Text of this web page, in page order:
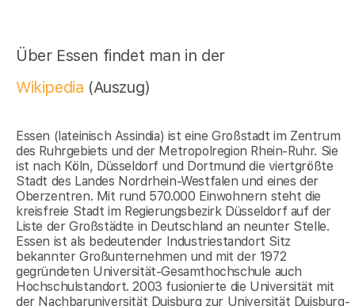
Über Essen findet man in der
Wikipedia (Auszug)
Essen (lateinisch Assindia) ist eine Großstadt im Zentrum
des Ruhrgebiets und der Metropolregion Rhein-Ruhr. Sie
ist nach Köln, Düsseldorf und Dortmund die viertgrößte
Stadt des Landes Nordrhein-Westfalen und eines der
Oberzentren. Mit rund 570.000 Einwohnern steht die
kreisfreie Stadt im Regierungsbezirk Düsseldorf auf der
Liste der Großstädte in Deutschland an neunter Stelle.
Essen ist als bedeutender Industriestandort Sitz
bekannter Großunternehmen und mit der 1972
gegründeten Universität-Gesamthochschule auch
Hochschulstandort. 2003 fusionierte die Universität mit
der Nachbaruniversität Duisburg zur Universität Duisburg-